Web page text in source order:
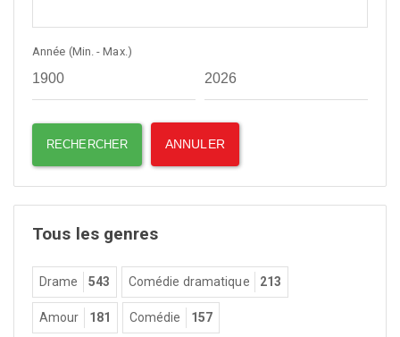
Année (Min. - Max.)
Tous les genres
Drame 543 Comédie dramatique 213
Amour 181 Comédie 157